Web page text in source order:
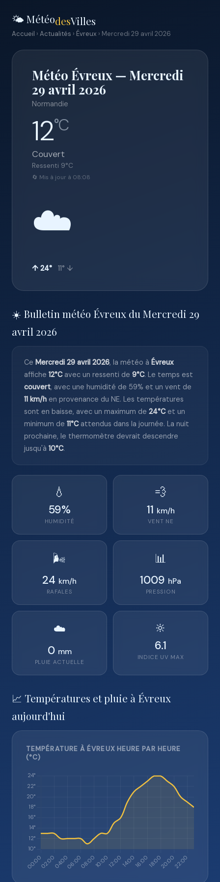
🌤️ MétéodesVilles
Accueil › Actualités › Évreux › Mercredi 29 avril 2026
Météo Évreux — Mercredi
29 avril 2026
Normandie
12°C
Couvert
Ressenti 9°C
🔄 Mis à jour à 08:08
☁️
↑ 24° 11° ↓
☀️ Bulletin météo Évreux du Mercredi 29
avril 2026
Ce Mercredi 29 avril 2026, la météo à Évreux
affiche 12°Cavec un ressenti de 9°C. Le temps est
couvert, avec une humidité de 59% et un vent de
11 km/h en provenance du NE. Les températures
sont en baisse, avec un maximum de 24°Cet un
minimum de 11°Cattendus dans la journée. La nuit
prochaine, le thermomètre devrait descendre
jusqu'à 10°C.
💧
59%
HUMIDITÉ
💨
11 km/h
VENT NE
🌬️
24 km/h
RAFALES
📊
1009 hPa
PRESSION
☁️
0 mm
PLUIE ACTUELLE
🔆
6.1
INDICE UV MAX
📈 Températures et pluie à Évreux
aujourd'hui
TEMPÉRATURE À ÉVREUX HEURE PAR HEURE
(°C)